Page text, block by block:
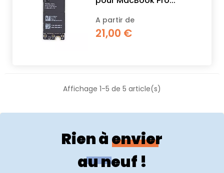
A partir de
21,00 €
Affichage 1-5 de 5 article(s)
Rien à envier
au neuf !